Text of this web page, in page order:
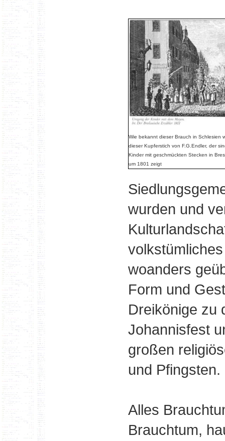
Wie bekannt dieser Brauch in Schlesien
dieser Kupferstich von F.G.Endler, der
Kinder mit geschmückten Stecken in
um 1801 zeigt
wurden und
woanders
Form und
Dreikönige zu
Johannisfest
großen
und Pfingsten.
Alles
Brauchtum,